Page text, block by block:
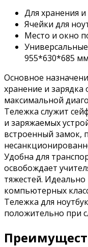
Для хранения
Ячейки для
Место и окно
955*630*685
Основное
хранение и
максимальной
Тележка служит
и заряжаемых
встроенный замок,
Удобна для
освобождает
тяжестей.
компьютерных
Тележка для
положительно при